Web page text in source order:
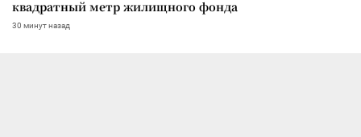
квадратный метр жилищного фонда
30 минут назад